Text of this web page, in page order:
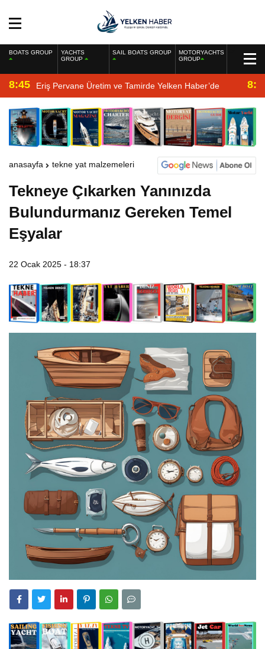
BOATS GROUP
YACHTS
GROUP
SAIL BOATS GROUP
MOTORYACHTS
GROUP
8:45 Eriş Pervane Üretim ve Tamirde Yelken Haber’de
anasayfa tekne yat malzemeleri
Tekneye Çıkarken Yanınızda
Bulundurmanız Gereken Temel
Eşyalar
22 Ocak 2025 - 18:37